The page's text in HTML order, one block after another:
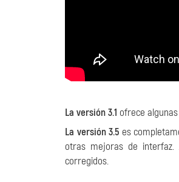
La versión 3.1 ofrece
La versión 3.5 es
otras mejoras de interfaz.
corregidos.